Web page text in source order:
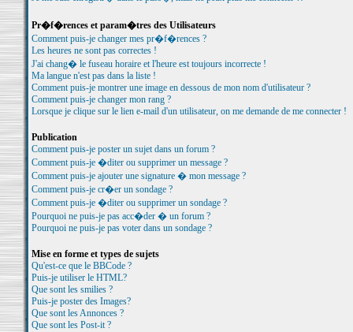
Pr�f�rences et param�tres des Utilisateurs
Comment puis-je changer mes pr�f�rences ?
Les heures ne sont pas correctes !
J'ai chang� le fuseau horaire et l'heure est toujours incorrecte !
Ma langue n'est pas dans la liste !
Comment puis-je montrer une image en dessous de mon nom d'utilisateur ?
Comment puis-je changer mon rang ?
Lorsque je clique sur le lien e-mail d'un utilisateur, on me demande de me connecter !
Publication
Comment puis-je poster un sujet dans un forum ?
Comment puis-je �diter ou supprimer un message ?
Comment puis-je ajouter une signature � mon message ?
Comment puis-je cr�er un sondage ?
Comment puis-je �diter ou supprimer un sondage ?
Pourquoi ne puis-je pas acc�der � un forum ?
Pourquoi ne puis-je pas voter dans un sondage ?
Mise en forme et types de sujets
Qu'est-ce que le BBCode ?
Puis-je utiliser le HTML?
Que sont les smilies ?
Puis-je poster des Images?
Que sont les Annonces ?
Que sont les Post-it ?